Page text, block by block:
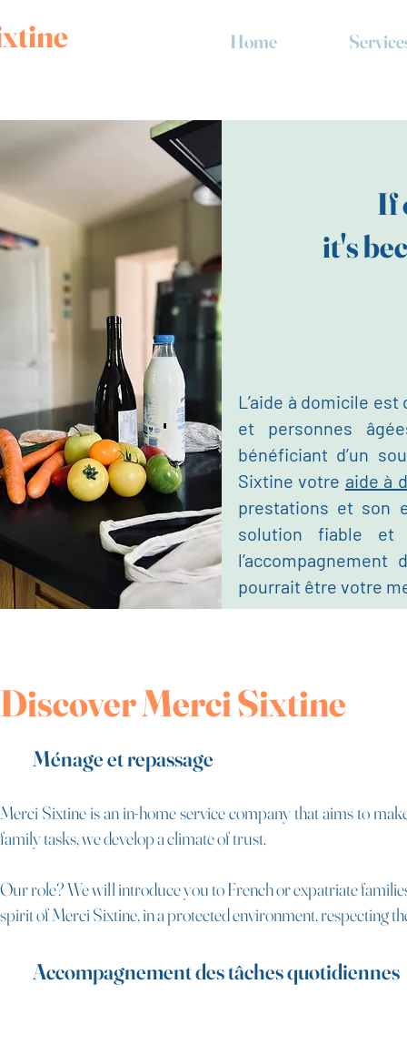
Home
If
it's
L’aide à domicile
et personnes
bénéficiant d’un
Sixtine votre aide à
prestations et son
solution fiable et
pourrait être votre
Discover Merci Sixtine
Merci Sixtine is an in-home service company that aims to
family tasks, we develop a climate of trust.
Our role? We will introduce you to French or expatriate
spirit of Merci Sixtine, in a protected environment, respecting
Ménage et repassage
Accompagnement des tâches quotidiennes